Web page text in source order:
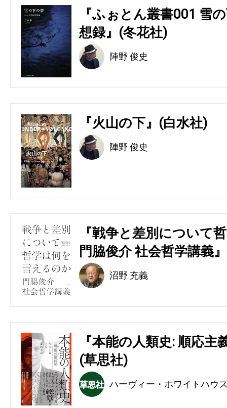
『ふぉとん叢書001 雪
想録』(冬花社)
陣野 俊史
『火山の下』(白水社)
陣野 俊史
『戦争と差別について
門脇俊介 社会哲学講義
沼野 充義
『本能の人類史: 順応
(草思社)
ハーヴィー・ホワイトハウ